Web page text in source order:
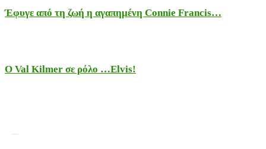
Έφυγε από τη ζωή η αγαπημένη Connie Francis…
Ο Val Kilmer σε ρόλο …Elvis!